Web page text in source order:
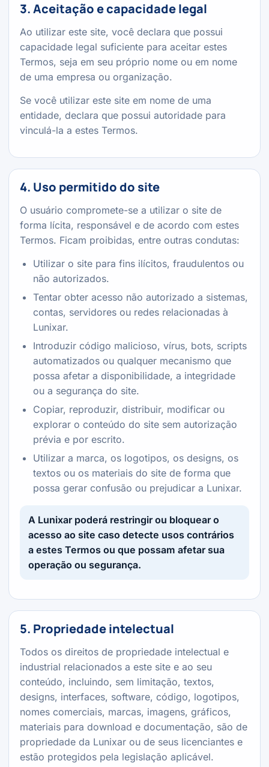
3. Aceitação e capacidade legal
Ao utilizar este site, você declara que possui
capacidade legal suficiente para aceitar estes
Termos, seja em seu próprio nome ou em nome
de uma empresa ou organização.
Se você utilizar este site em nome de uma
entidade, declara que possui autoridade para
vinculá-la a estes Termos.
4. Uso permitido do site
O usuário compromete-se a utilizar o site de
forma lícita, responsável e de acordo com estes
Termos. Ficam proibidas, entre outras condutas:
Utilizar o site para fins ilícitos, fraudulentos ou
não autorizados.
Tentar obter acesso não autorizado a sistemas,
contas, servidores ou redes relacionadas à
Lunixar.
Introduzir código malicioso, vírus, bots, scripts
automatizados ou qualquer mecanismo que
possa afetar a disponibilidade, a integridade
ou a segurança do site.
Copiar, reproduzir, distribuir, modificar ou
explorar o conteúdo do site sem autorização
prévia e por escrito.
Utilizar a marca, os logotipos, os designs, os
textos ou os materiais do site de forma que
possa gerar confusão ou prejudicar a Lunixar.
A Lunixar poderá restringir ou bloquear o
acesso ao site caso detecte usos contrários
a estes Termos ou que possam afetar sua
operação ou segurança.
5. Propriedade intelectual
Todos os direitos de propriedade intelectual e
industrial relacionados a este site e ao seu
conteúdo, incluindo, sem limitação, textos,
designs, interfaces, software, código, logotipos,
nomes comerciais, marcas, imagens, gráficos,
materiais para download e documentação, são de
propriedade da Lunixar ou de seus licenciantes e
estão protegidos pela legislação aplicável.